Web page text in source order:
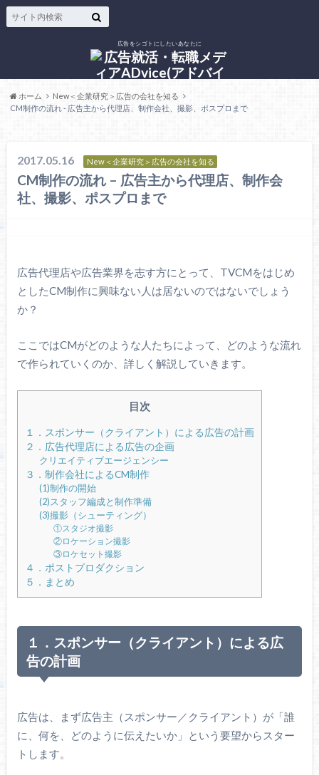
広告をシゴトにしたいあなたに
ホーム
New＜企業研究＞広告の会社を知る
CM制作の流れ - 広告主から代理店、制作会社、撮影、ポスプロまで
2017.05.16 New＜企業研究＞広告の会社を知る
CM制作の流れ – 広告主から代理店、制作会
社、撮影、ポスプロまで
広告代理店や広告業界を志す方にとって、TVCMをはじめ
としたCM制作に興味ない人は居ないのではないでしょう
か？
ここではCMがどのような人たちによって、どのような流れ
で作られていくのか、詳しく解説していきます。
目次
１．スポンサー（クライアント）による広告の計画
２．広告代理店による広告の企画
クリエイティブエージェンシー
３．制作会社によるCM制作
(1)制作の開始
(2)スタッフ編成と制作準備
(3)撮影（シューティング）
①スタジオ撮影
②ロケーション撮影
③ロケセット撮影
４．ポストプロダクション
５．まとめ
１．スポンサー（クライアント）による広
告の計画
広告は、まず広告主（スポンサー／クライアント）が「誰
に、何を、どのように伝えたいか」という要望からスター
トします。